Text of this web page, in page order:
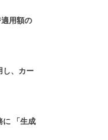
用額の
し、カー
に 「生成